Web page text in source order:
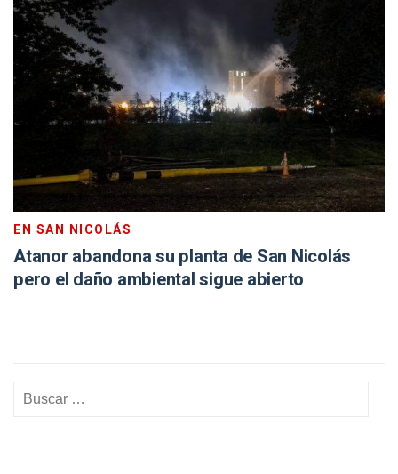
EN SAN NICOLÁS
Atanor abandona su planta de San Nicolás
pero el daño ambiental sigue abierto